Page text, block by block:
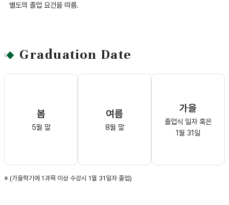
별도의 졸업 요건을 따름.
Graduation Date
봄
5월 말
여름
8월 말
가을
졸업식 일자 혹은
1월 31일
※ (가을학기에 1과목 이상 수강시 1월 31일자 졸업)